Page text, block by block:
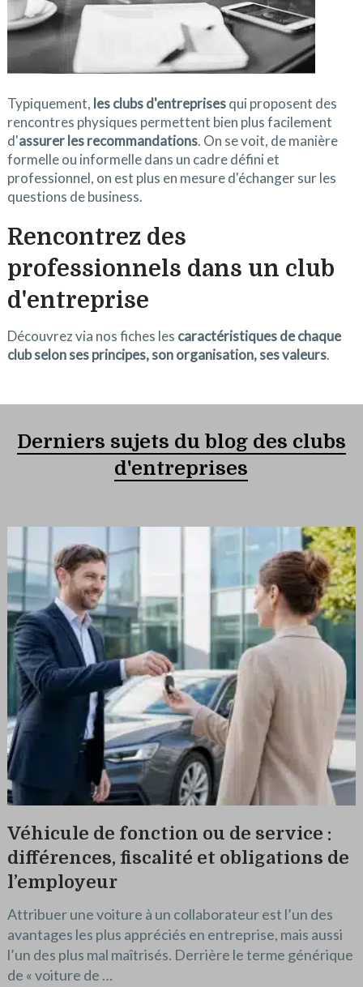
Typiquement, les clubs d'entreprisesqui proposent des
rencontres physiques permettent bien plus facilement
d'assurer les recommandations. On se voit, de manière
formelle ou informelle dans un cadre défini et
professionnel, on est plus en mesure d'échanger sur les
questions de business.
Rencontrez des
professionnels dans un club
d'entreprise
Découvrez via nos fiches les caractéristiques de chaque
club selon ses principes, son organisation, ses valeurs.
Derniers sujets du blog des clubs
d'entreprises
Véhicule de fonction ou de service :
différences, fiscalité et obligations de
l’employeur
Attribuer une voiture à un collaborateur est l’un des
avantages les plus appréciés en entreprise, mais aussi
l’un des plus mal maîtrisés. Derrière le terme générique
de « voiture de …